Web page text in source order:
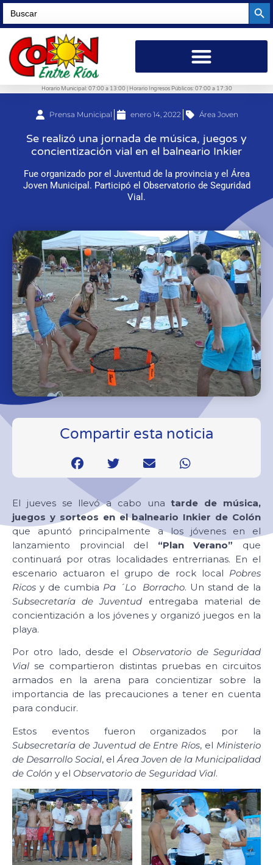
Search
for:
Horario Municipal: 07:00 a 13:00 | Horario Ingresos Públicos: 07:00 a 17:30
Prensa Municipal enero 14, 2022 Área Joven
Se realizó una jornada de música, juegos y
concientización vial en el balneario Inkier
Fue organizado por el Juventud de la provincia y el Área
Joven Municipal. Participó el Observatorio de Seguridad
Vial.
Compartir esta noticia
El jueves se llevó a cabo unatarde de música,
juegos y sorteos en el balneario Inkier de Colón
que apuntó principalmente a los jóvenes en el
lanzamiento provincial del “Plan Verano” que
continuará por otras localidades entrerrianas. En el
escenario actuaron el grupo de rock local Pobres
Ricos y de cumbia Pa ´Lo Borracho. Un stand de la
Subsecretaría de Juventud entregaba material de
concientización a los jóvenes y organizó juegos en la
playa.
Por otro lado, desde el Observatorio de Seguridad
Vial se compartieron distintas pruebas en circuitos
armados en la arena para concientizar sobre la
importancia de las precauciones a tener en cuenta
para conducir.
Estos eventos fueron organizados por la
Subsecretaría de Juventud de Entre Ríos, el Ministerio
de Desarrollo Social, el Área Joven de la Municipalidad
de Colón y el Observatorio de Seguridad Vial.